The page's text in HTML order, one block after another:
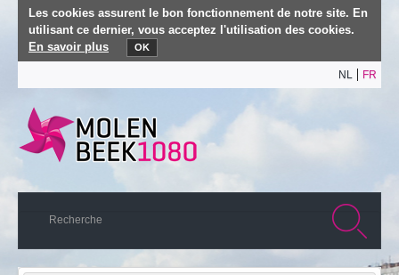
Les cookies assurent le bon fonctionnement de notre site. En
utilisant ce dernier, vous acceptez l'utilisation des cookies.
En savoir plus
OK
NL FR